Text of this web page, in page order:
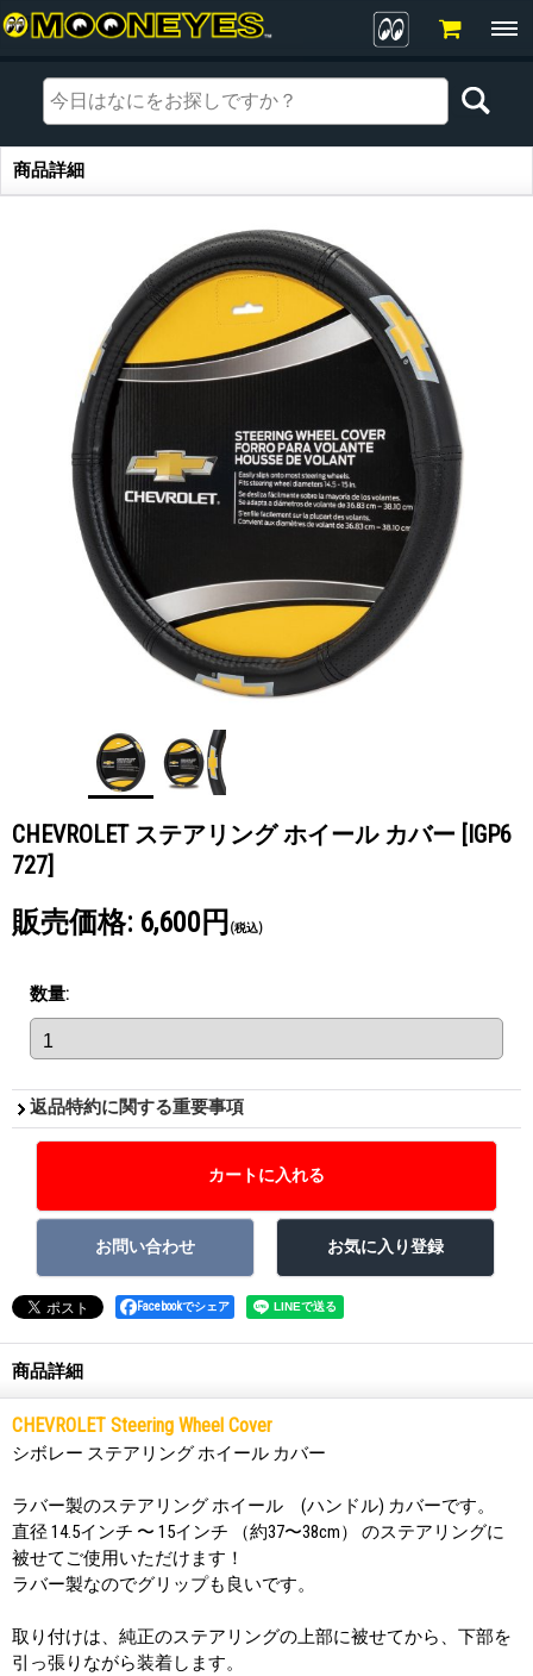
商品詳細
商品詳細
CHEVROLET ステアリング ホイール カバー [IGP6
727]
販売価格: 6,600円 (税込)
数量:
返品特約に関する重要事項
Facebookでシェア
商品詳細
CHEVROLET Steering Wheel Cover
シボレー ステアリング ホイール カバー
ラバー製のステアリング ホイール (ハンドル) カバーです。
直径 14.5インチ 〜 15インチ （約37〜38cm） のステアリングに
被せてご使用いただけます！
ラバー製なのでグリップも良いです。
取り付けは、純正のステアリングの上部に被せてから、下部を
引っ張りながら装着します。